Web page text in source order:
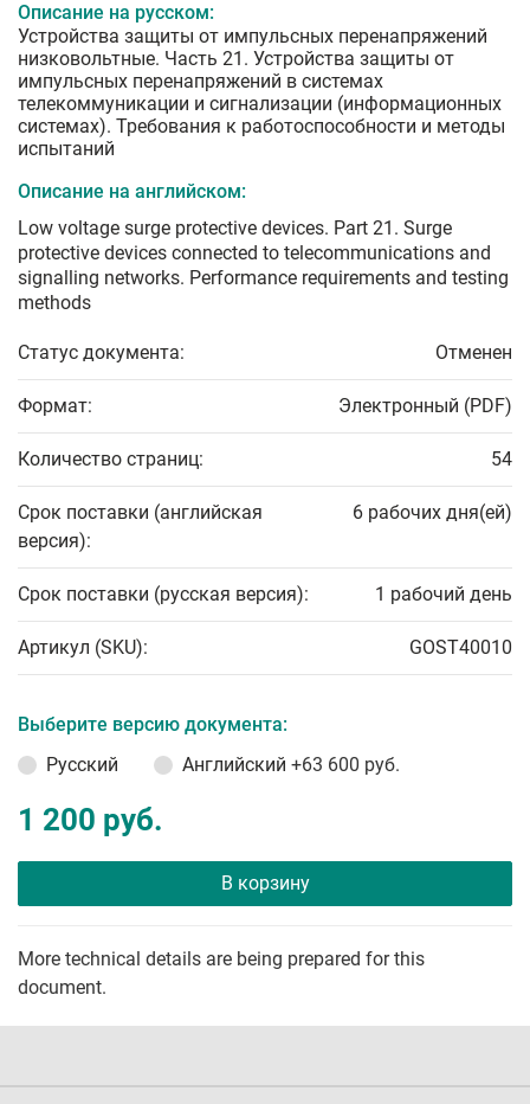
Описание на русском:
Устройства защиты от импульсных перенапряжений
низковольтные. Часть 21. Устройства защиты от
импульсных перенапряжений в системах
телекоммуникации и сигнализации (информационных
системах). Требования к работоспособности и методы
испытаний
Описание на английском:
Low voltage surge protective devices. Part 21. Surge
protective devices connected to telecommunications and
signalling networks. Performance requirements and testing
methods
Статус документа: Отменен
Формат: Электронный (PDF)
Количество страниц: 54
Срок поставки (английская
версия):
6 рабочих дня(ей)
Срок поставки (русская версия): 1 рабочий день
Артикул (SKU): GOST40010
Выберите версию документа:
Русский
Английский +63 600 руб.
1 200 руб.
В корзину
More technical details are being prepared for this
document.